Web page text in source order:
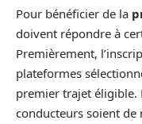
Pour bénéficier de la
doivent répondre à
Premièrement,
plateformes
premier trajet éligible.
conducteurs soient de